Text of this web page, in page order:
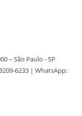
– São Paulo - SP
6233 | WhatsApp: